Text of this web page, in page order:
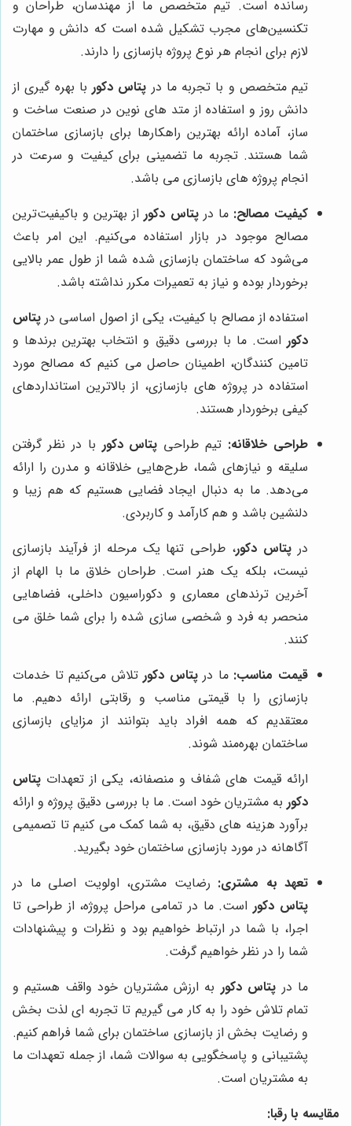
رسانده است. تیم متخصص ما از مهندسان، طراحان و
تکنسین‌های مجرب تشکیل شده است که دانش و مهارت
لازم برای انجام هر نوع پروژه بازسازی را دارند.
تیم متخصص و با تجربه ما در پتاس دکور با بهره گیری از
دانش روز و استفاده از متد های نوین در صنعت ساخت و
ساز، آماده ارائه بهترین راهکارها برای بازسازی ساختمان
شما هستند. تجربه ما تضمینی برای کیفیت و سرعت در
انجام پروژه های بازسازی می باشد.
کیفیت مصالح: ما درپتاس دکوراز بهترین و باکیفیت‌ترین
مصالح موجود در بازار استفاده می‌کنیم. این امر باعث
می‌شود که ساختمان بازسازی شده شما از طول عمر بالایی
برخوردار بوده و نیاز به تعمیرات مکرر نداشته باشد.
استفاده از مصالح با کیفیت، یکی از اصول اساسی در پتاس
دکور است. ما با بررسی دقیق و انتخاب بهترین برندها و
تامین کنندگان، اطمینان حاصل می کنیم که مصالح مورد
استفاده در پروژه های بازسازی، از بالاترین استانداردهای
کیفی برخوردار هستند.
طراحی خلاقانه: تیم طراحی پتاس دکور با در نظر گرفتن
سلیقه و نیازهای شما، طرح‌هایی خلاقانه و مدرن را ارائه
می‌دهد. ما به دنبال ایجاد فضایی هستیم که هم زیبا و
دلنشین باشد و هم کارآمد و کاربردی.
در پتاس دکور، طراحی تنها یک مرحله از فرآیند بازسازی
نیست، بلکه یک هنر است. طراحان خلاق ما با الهام از
آخرین ترندهای معماری و دکوراسیون داخلی، فضاهایی
منحصر به فرد و شخصی سازی شده را برای شما خلق می
کنند.
قیمت مناسب: ما درپتاس دکورتلاش می‌کنیم تا خدمات
بازسازی را با قیمتی مناسب و رقابتی ارائه دهیم. ما
معتقدیم که همه افراد باید بتوانند از مزایای بازسازی
ساختمان بهره‌مند شوند.
ارائه قیمت های شفاف و منصفانه، یکی از تعهدات پتاس
دکور به مشتریان خود است. ما با بررسی دقیق پروژه و ارائه
برآورد هزینه های دقیق، به شما کمک می کنیم تا تصمیمی
آگاهانه در مورد بازسازی ساختمان خود بگیرید.
تعهد به مشتری: رضایت مشتری، اولویت اصلی ما در
پتاس دکوراست. ما در تمامی مراحل پروژه، از طراحی تا
اجرا، با شما در ارتباط خواهیم بود و نظرات و پیشنهادات
شما را در نظر خواهیم گرفت.
ما در پتاس دکور به ارزش مشتریان خود واقف هستیم و
تمام تلاش خود را به کار می گیریم تا تجربه ای لذت بخش
و رضایت بخش از بازسازی ساختمان برای شما فراهم کنیم.
پشتیبانی و پاسخگویی به سوالات شما، از جمله تعهدات ما
به مشتریان است.
مقایسه با رقبا: